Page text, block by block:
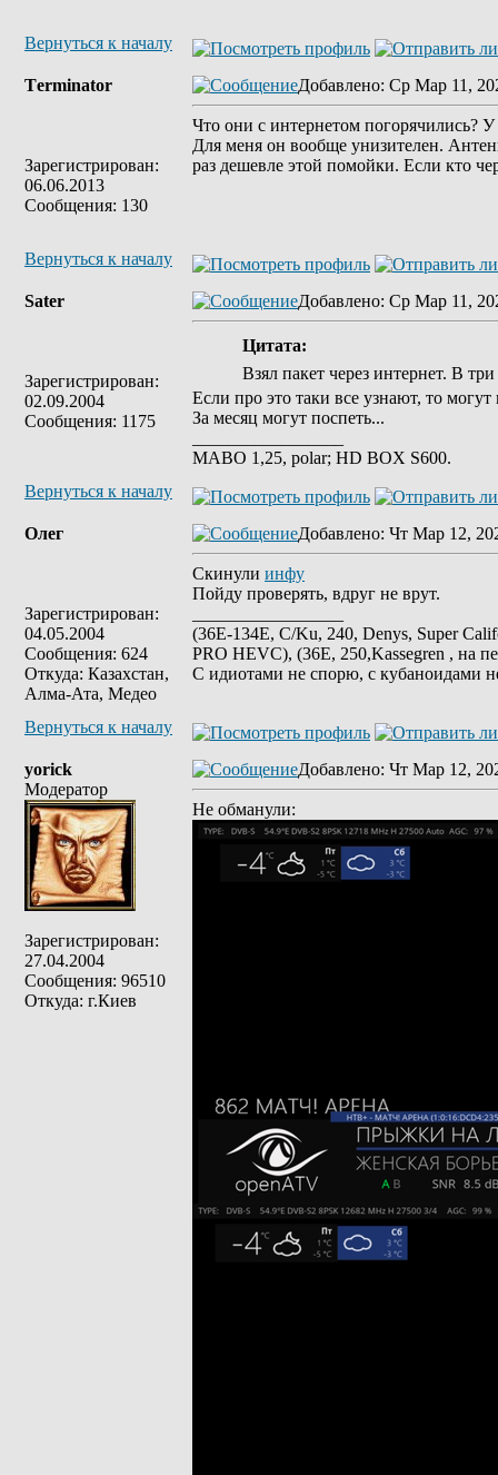
Вернуться к началу
Tеrminatоr
Зарегистрирован:
06.06.2013
Сообщения: 130
Добавлено: Ср Мар 11,
Что они с интернетом погорячились?
Для меня он вообще унизителен.
раз дешевле этой помойки. Если кто
Вернуться к началу
Sater
Зарегистрирован:
02.09.2004
Сообщения: 1175
Добавлено: Ср Мар 11,
Цитата:
Взял пакет через интернет. В
Если про это таки все узнают, то
За месяц могут поспеть...
MABO 1,25, polar; HD BOX S600.
Вернуться к началу
Олег
Зарегистрирован:
04.05.2004
Сообщения: 624
Откуда: Казахстан,
Алма-Ата, Медео
Добавлено: Чт Мар 12,
Скинули инфу
Пойду проверять, вдруг не врут.
(36E-134E, C/Ku, 240, Denys, Super
PRO HEVC), (36E, 250,Kassegren , на
С идиотами не спорю, с кубаноидами
Вернуться к началу
yorick
Модератор
Зарегистрирован:
27.04.2004
Сообщения: 96510
Откуда: г.Киев
Добавлено: Чт Мар 12,
Не обманули: